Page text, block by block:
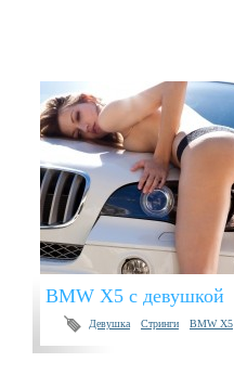
BMW X5 с девушкой
Девушка Стринги BMW X5